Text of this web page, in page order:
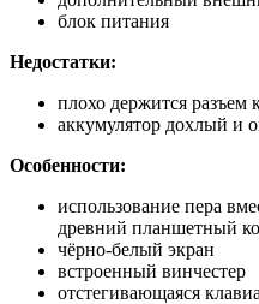
блок питания
Недостатки:
плохо держится разъем
аккумулятор дохлый и
Особенности:
использование пера
древний планшетный
чёрно-белый экран
встроенный винчестер
отстегивающаяся